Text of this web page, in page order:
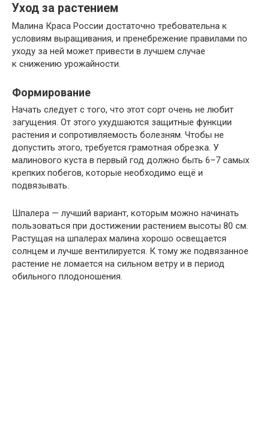
Уход за растением
Малина Краса России достаточно требовательна к
условиям выращивания, и пренебрежение правилами по
уходу за ней может привести в лучшем случае
к снижению урожайности.
Формирование
Начать следует с того, что этот сорт очень не любит
загущения. От этого ухудшаются защитные функции
растения и сопротивляемость болезням. Чтобы не
допустить этого, требуется грамотная обрезка. У
малинового куста в первый год должно быть 6–7 самых
крепких побегов, которые необходимо ещё и
подвязывать.
Шпалера — лучший вариант, которым можно начинать
пользоваться при достижении растением высоты 80 см.
Растущая на шпалерах малина хорошо освещается
солнцем и лучше вентилируется. К тому же подвязанное
растение не ломается на сильном ветру и в период
обильного плодоношения.